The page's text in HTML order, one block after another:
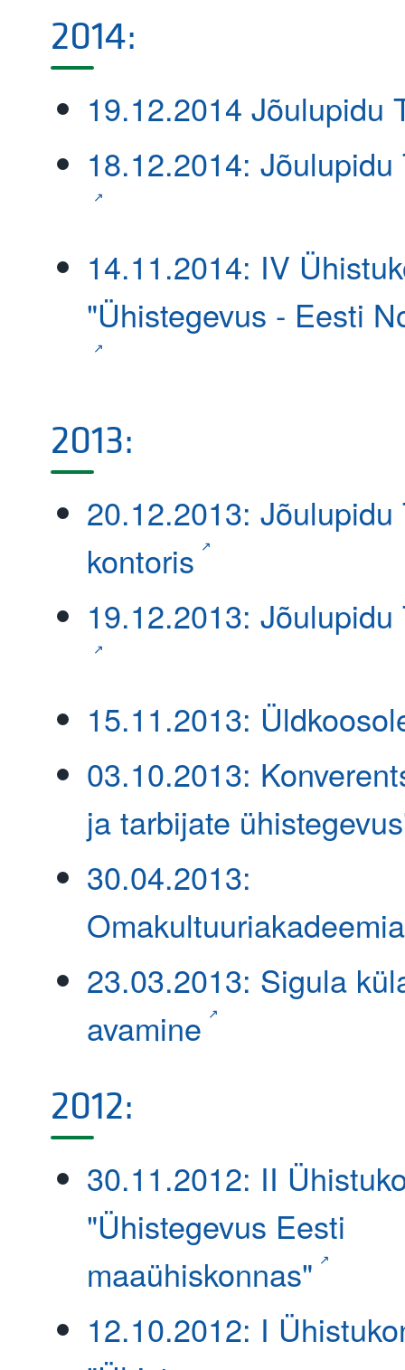
2014:
19.12.2014 Jõulupidu
18.12.2014: Jõulupidu
14.11.2014: IV
"Ühistegevus - Eesti
2013:
20.12.2013: Jõulupidu
kontoris
19.12.2013: Jõulupidu
15.11.2013:
03.10.2013:
ja tarbijate
30.04.2013:
23.03.2013: Sigula
avamine
2012:
30.11.2012: II
"Ühistegevus Eesti
maaühiskonnas"
12.10.2012: I